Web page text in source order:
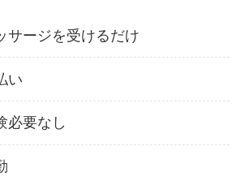
サージを受けるだけ
い
必要なし